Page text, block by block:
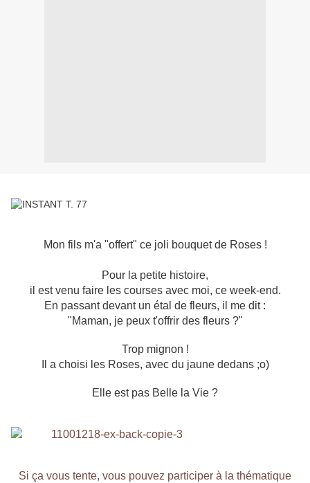
Mon fils m'a "offert" ce joli bouquet de Roses !
Pour la petite histoire,
il est venu faire les courses avec moi, ce week-end.
En passant devant un étal de fleurs, il me dit :
"Maman, je peux t'offrir des fleurs ?"
Trop mignon !
Il a choisi les Roses, avec du jaune dedans ;o)
Elle est pas Belle la Vie ?
Si ça vous tente, vous pouvez participer à la thématique